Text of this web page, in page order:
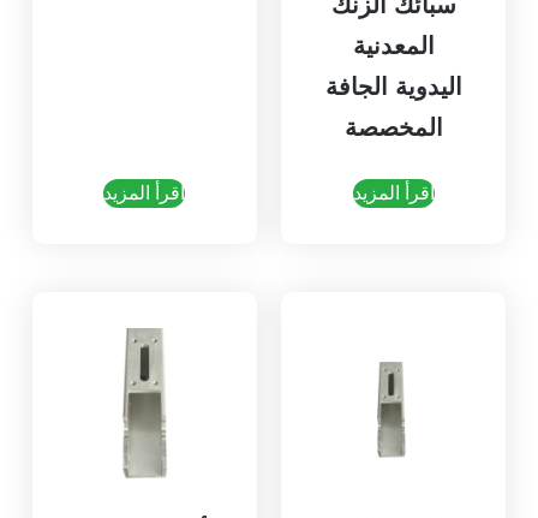
اقرأ المزيد
المعدنية
اليدوية الجافة
المخصصة
اقرأ المزيد